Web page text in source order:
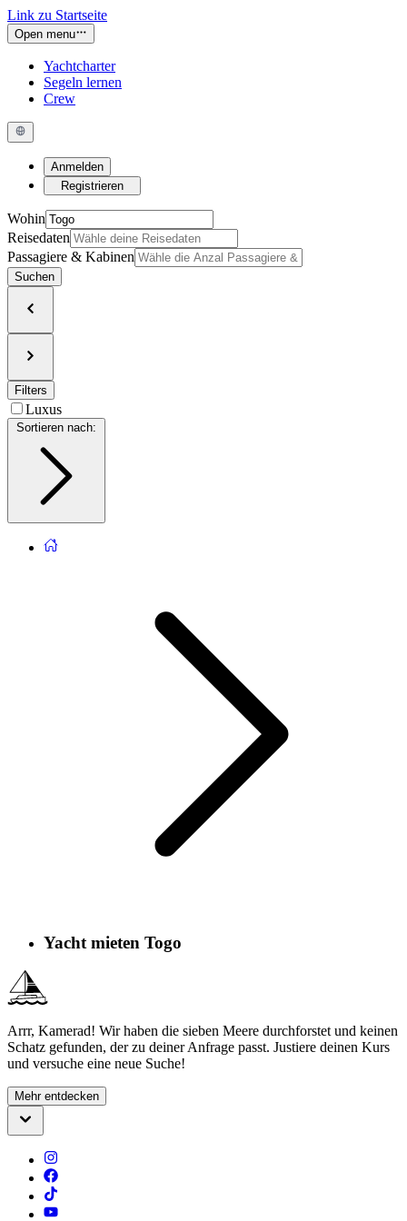
Link zu Startseite
Open menu
Yachtcharter
Segeln lernen
Crew
Anmelden
Registrieren
Wohin
Reisedaten
Passagiere & Kabinen
Suchen
Filters
Luxus
Sortieren nach
Yacht mieten Togo
Arrr, Kamerad! Wir haben die sieben Meere durchforstet und keinen
Schatz gefunden, der zu deiner Anfrage passt. Justiere deinen Kurs
und versuche eine neue Suche!
Mehr entdecken